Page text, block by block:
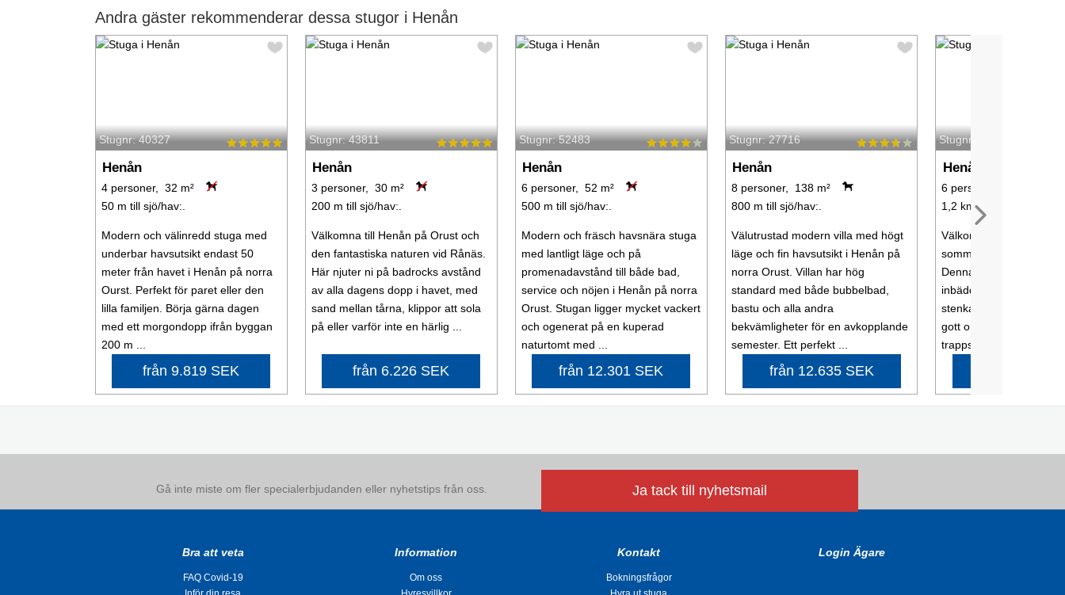
Andra gäster rekommenderar dessa stugor i Henån
Stugnr: 40327
Henån
4 personer, 32 m²
50 m till sjö/hav:.
Modern och välinredd stuga med
underbar havsutsikt endast 50
meter från havet i Henån på norra
Ourst. Perfekt för paret eller den
lilla familjen. Börja gärna dagen
med ett morgondopp ifrån byggan
200 m ...
från 9.819 SEK
Stugnr: 43811
Henån
3 personer, 30 m²
200 m till sjö/hav:.
Välkomna till Henån på Orust och
den fantastiska naturen vid Rånäs.
Här njuter ni på badrocks avstånd
av alla dagens dopp i havet, med
sand mellan tårna, klippor att sola
på eller varför inte en härlig ...
från 6.226 SEK
Stugnr: 52483
Henån
6 personer, 52 m²
500 m till sjö/hav:.
Modern och fräsch havsnära stuga
med lantligt läge och på
promenadavstånd till både bad,
service och nöjen i Henån på norra
Orust. Stugan ligger mycket vackert
och ogenerat på en kuperad
naturtomt med ...
från 12.301 SEK
Stugnr: 27716
Henån
8 personer, 138 m²
800 m till sjö/hav:.
Välutrustad modern villa med högt
läge och fin havsutsikt i Henån på
norra Orust. Villan har hög
standard med både bubbelbad,
bastu och alla andra
bekvämligheter för en avkopplande
semester. Ett perfekt ...
från 12.635 SEK
Stugnr: 63428
Henån
6 personer, 140 m²
1,2 km till sjö/hav:.
Välkommen till lugnet –
sommarparadis på
Denna naturnära pärla
inbäddad i lummig
stenkast från skog och
gott om parkeringsyta
trappsteg upp ...
Gå inte miste om fler specialerbjudanden eller nyhetstips från oss. Ja tack till nyhetsmail
Bra att veta
FAQ Covid-19
Information
Om oss
Kontakt
Bokningsfrågor
Login Ägare